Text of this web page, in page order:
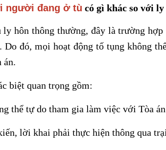
người đang ở tù có gì khác so với
hôn thông thường, đây là trường
Do đó, mọi hoạt động tố tụng không
án.
biệt quan trọng gồm:
thể tự do tham gia làm việc với Tòa
lời khai phải thực hiện thông qua